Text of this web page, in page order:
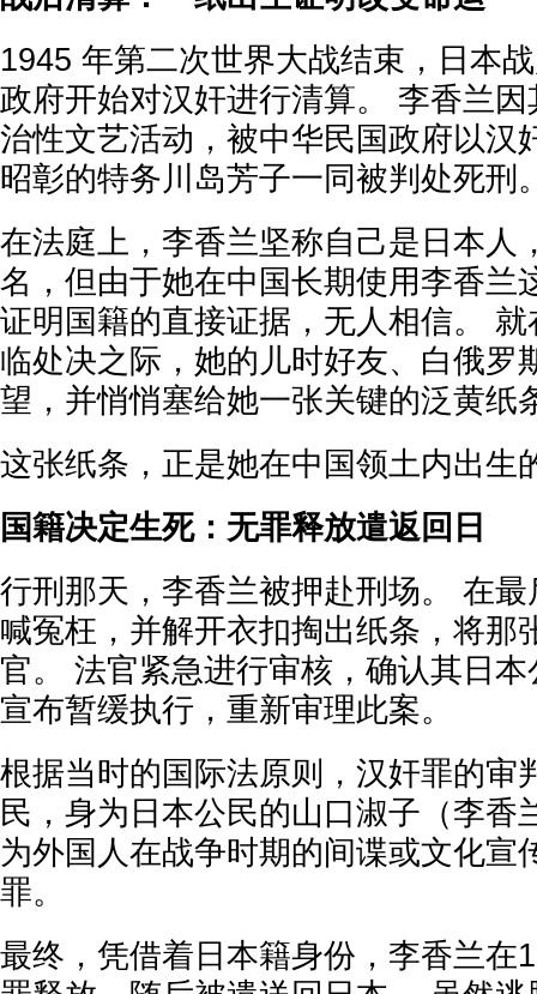
1945 年第二次世界大战结束，日本
政府开始对汉奸进行清算。 李香兰
治性文艺活动，被中华民国政府以汉
昭彰的特务川岛芳子一同被判处死刑
在法庭上，李香兰坚称自己是日本人
名，但由于她在中国长期使用李香兰
证明国籍的直接证据，无人相信。
临处决之际，她的儿时好友、白俄罗
望，并悄悄塞给她一张关键的泛黄纸
这张纸条，正是她在中国领土内出生
国籍决定生死：无罪释放遣返回日
行刑那天，李香兰被押赴刑场。 在
喊冤枉，并解开衣扣掏出纸条，将那
官。 法官紧急进行审核，确认其日
宣布暂缓执行，重新审理此案。
根据当时的国际法原则，汉奸罪的审
民，身为日本公民的山口淑子（李香
为外国人在战争时期的间谍或文化宣
罪。
最终，凭借着日本籍身份，李香兰在